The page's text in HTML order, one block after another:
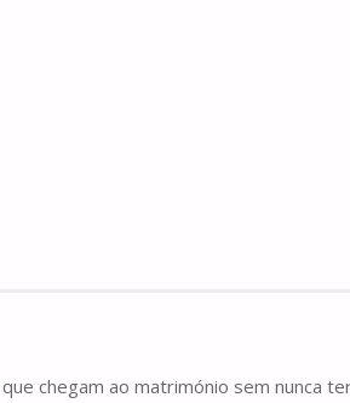
chegam ao matrimónio sem nunca